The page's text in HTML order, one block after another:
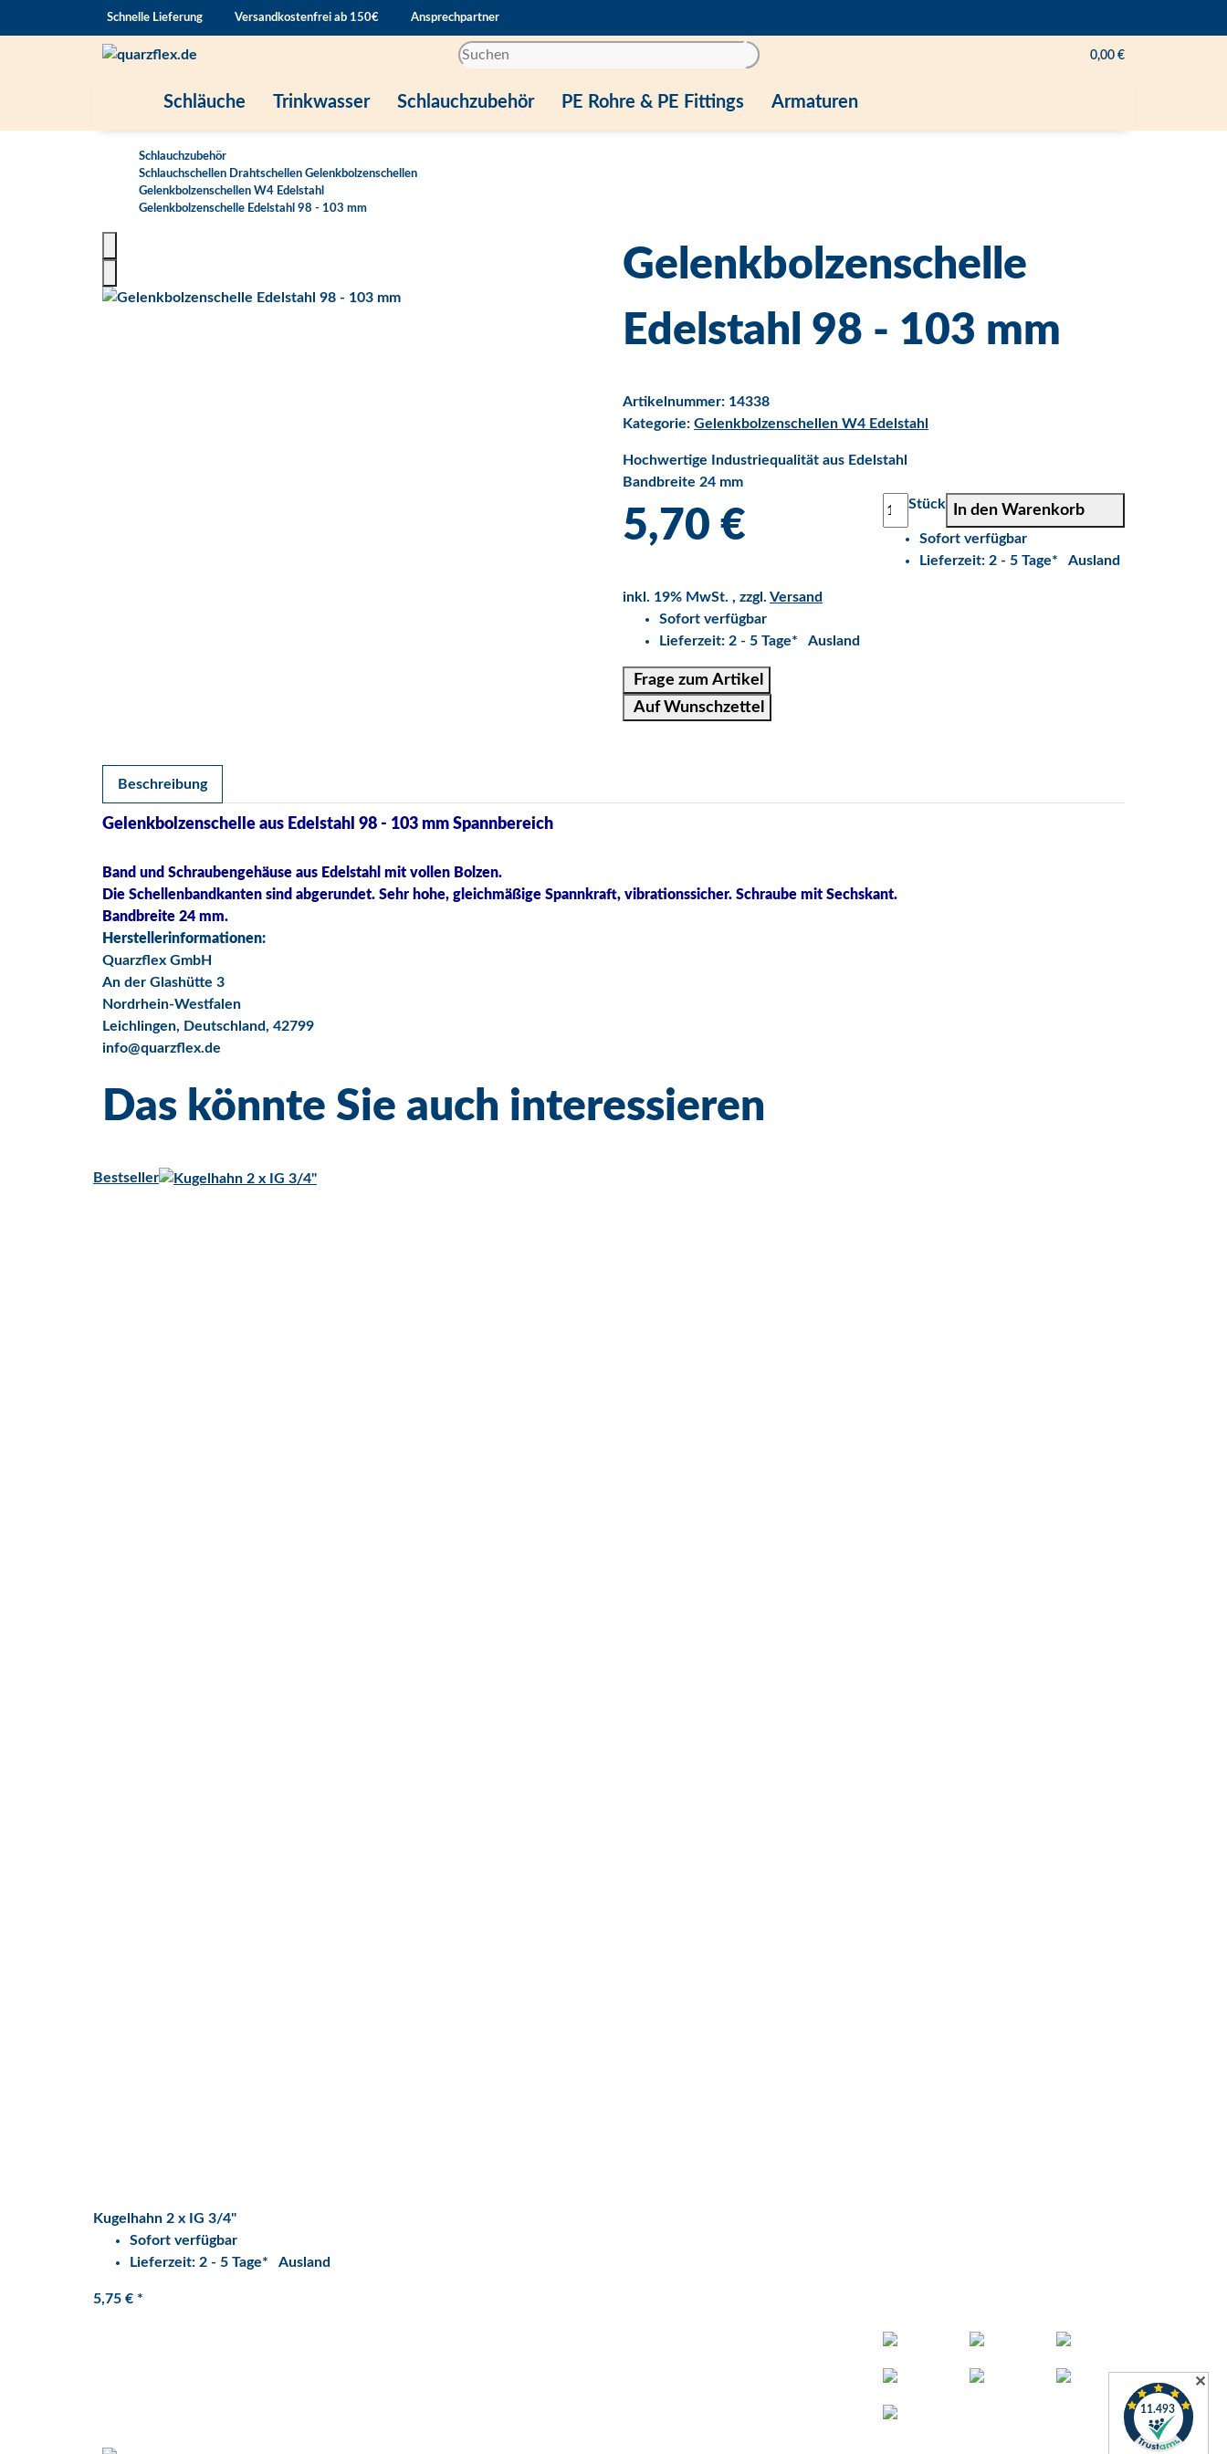
✕
Schnelle Lieferung Versandkostenfrei ab 150€ Ansprechpartner
0,00 €
Schläuche Trinkwasser Schlauchzubehör PE Rohre & PE Fittings Armaturen
Schlauchzubehör
Schlauchschellen Drahtschellen Gelenkbolzenschellen
Gelenkbolzenschellen W4 Edelstahl
Gelenkbolzenschelle Edelstahl 98 - 103 mm
Gelenkbolzenschelle
Edelstahl 98 - 103 mm
Artikelnummer: 14338
Kategorie: Gelenkbolzenschellen W4 Edelstahl
Hochwertige Industriequalität aus Edelstahl
Bandbreite 24 mm
5,70 €
inkl. 19% MwSt. , zzgl. Versand
Sofort verfügbar
Lieferzeit: 2 - 5 Tage* Ausland
Stück In den Warenkorb
Sofort verfügbar
Lieferzeit: 2 - 5 Tage* Ausland
Frage zum Artikel
Auf Wunschzettel
Beschreibung
Gelenkbolzenschelle aus Edelstahl 98 - 103 mm Spannbereich
Band und Schraubengehäuse aus Edelstahl mit vollen Bolzen.
Die Schellenbandkanten sind abgerundet. Sehr hohe, gleichmäßige Spannkraft, vibrationssicher. Schraube mit Sechskant.
Bandbreite 24 mm.
Herstellerinformationen:
Quarzflex GmbH
An der Glashütte 3
Nordrhein-Westfalen
Leichlingen, Deutschland, 42799
info@quarzflex.de
Das könnte Sie auch interessieren
Bestseller
Kugelhahn 2 x IG 3/4"
Sofort verfügbar
Lieferzeit: 2 - 5 Tage* Ausland
5,75 € *